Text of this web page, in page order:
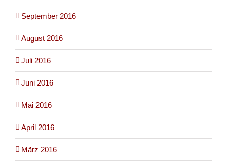
September 2016
August 2016
Juli 2016
Juni 2016
Mai 2016
April 2016
März 2016